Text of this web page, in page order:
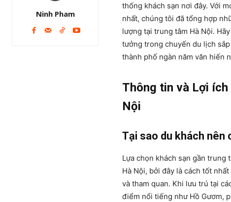
Ninh Pham
thống khách sạn nơi đây. Với
nhất, chúng tôi đã tổng hợp
lượng tại trung tâm Hà Nội.
tưởng trong chuyến du lịch
thành phố ngàn năm văn hiến
Thông tin và Lợi ích
Nội
Tại sao du khách nên
Lựa chọn khách sạn gần trung
Hà Nội, bởi đây là cách tốt
và tham quan. Khi lưu trú tại
điểm nổi tiếng như Hồ Gươm,